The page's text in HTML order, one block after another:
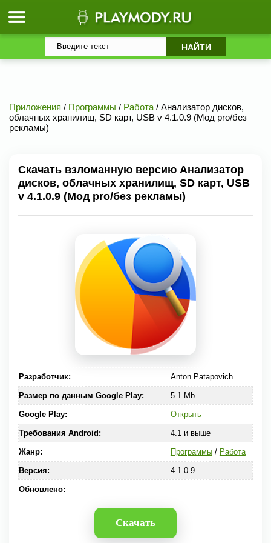
Приложения / Программы / Работа / Анализатор дисков,
облачных хранилищ, SD карт, USB v 4.1.0.9 (Мод pro/без
рекламы)
Скачать взломанную версию Анализатор
дисков, облачных хранилищ, SD карт, USB
v 4.1.0.9 (Мод pro/без рекламы)
Разработчик: Anton Patapovich
Размер по данным Google Play: 5.1 Mb
Google Play: Открыть
Требования Android: 4.1 и выше
Жанр: Программы/ Работа
Версия: 4.1.0.9
Обновлено:
Скачать